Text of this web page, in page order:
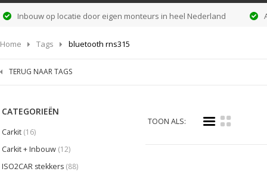
Inbouw op locatie door eigen monteurs in heel Nederland
Home Tags bluetooth rns315
TERUG NAAR TAGS
CATEGORIEËN
Carkit (16)
Carkit + Inbouw (12)
ISO2CAR stekkers (88)
TOON ALS: i k